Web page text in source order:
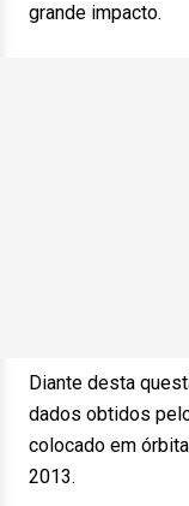
grande impacto.
Diante desta
dados obtidos
colocado em
2013.